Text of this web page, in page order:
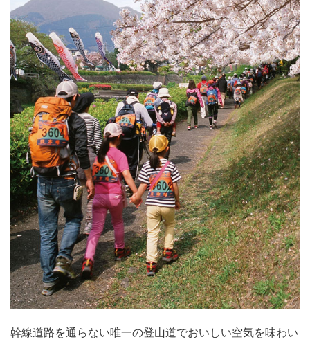
幹線道路を通らない唯一の登山道でおいしい空気を味わい